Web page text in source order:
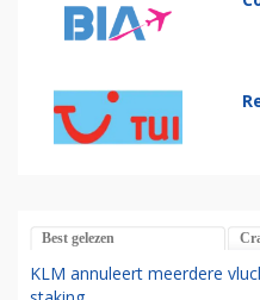
Best gelezen
KLM annuleert meerdere